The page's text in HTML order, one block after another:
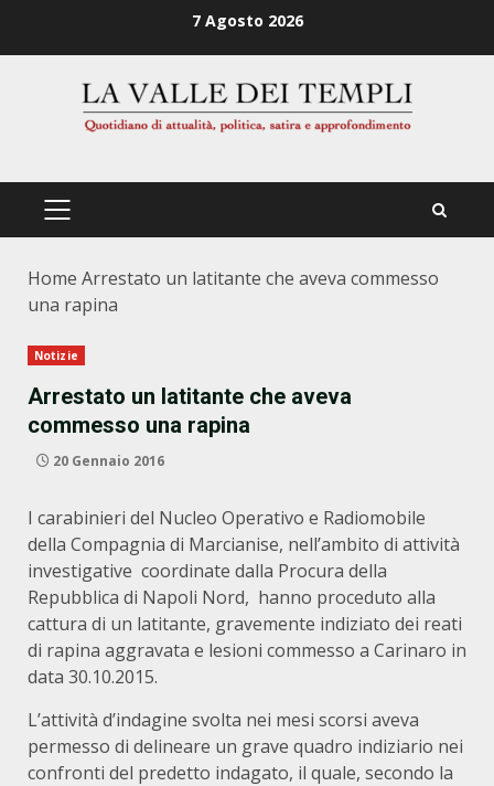
7 Agosto 2026
PRIMÄRES
Home Arrestato un latitante che aveva commesso
una rapina
Notizie
Arrestato un latitante che aveva
commesso una rapina
20 Gennaio 2016
I carabinieri del Nucleo Operativo e Radiomobile
della Compagnia di Marcianise, nell’ambito di attività
investigative coordinate dalla Procura della
Repubblica di Napoli Nord, hanno proceduto alla
cattura di un latitante, gravemente indiziato dei reati
di rapina aggravata e lesioni commesso a Carinaro in
data 30.10.2015.
L’attività d’indagine svolta nei mesi scorsi aveva
permesso di delineare un grave quadro indiziario nei
confronti del predetto indagato, il quale, secondo la